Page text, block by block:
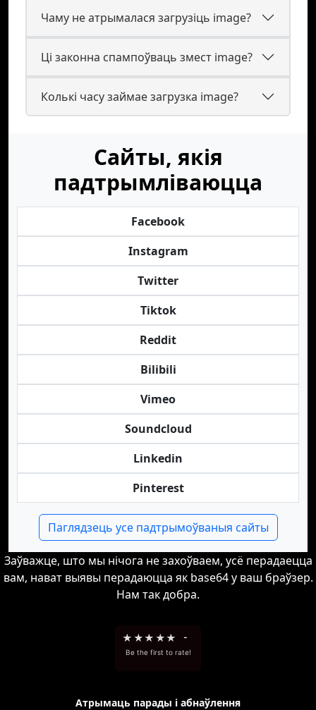
Чаму не атрымалася загрузіць image?
Ці законна спампоўваць змест image?
Колькі часу займае загрузка image?
Сайты, якія
падтрымліваюцца
Facebook
Instagram
Twitter
Tiktok
Reddit
Bilibili
Vimeo
Soundcloud
Linkedin
Pinterest
Паглядзець усе падтрымоўваныя сайты
Заўважце, што мы нічога не захоўваем, усё перадаецца
вам, нават выявы перадаюцца як base64 у ваш браўзер.
Нам так добра.
★ ★★ ★★ -
Be the first to rate!
Атрымаць парады і абнаўлення